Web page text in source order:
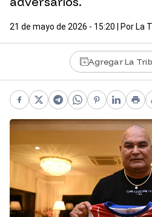
21 de mayo de 2026 - 15:20 | Por La
Agregar La
Facebook
X Telegram
WhatsApp
Pinterest